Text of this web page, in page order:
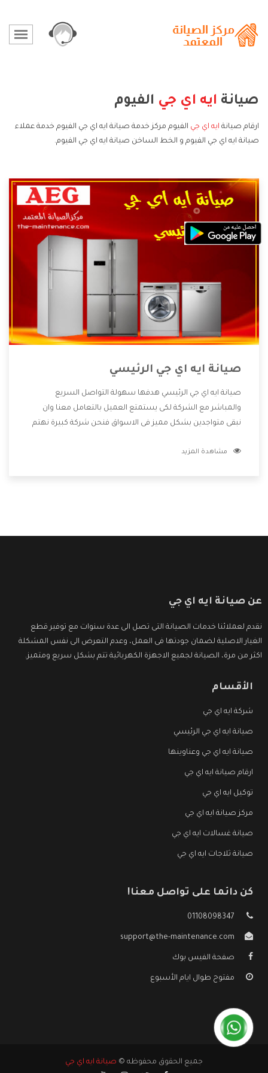
صيانة ايه اي جي الفيوم
ارقام صيانة ايه اي جي الفيوم مركز خدمة صيانة ايه اي جي الفيوم خدمة عملاء
صيانة ايه اي جي الفيوم و الخط الساخن صيانة ايه اي جي الفيوم.
صيانة ايه اي جي الرئيسي
صيانة ايه اي جي الرئيسي هدفها سهولة التواصل السريع
والمباشر مع الشركة لكى يستمتع العميل بالتعامل معنا وان
نبقى متواجدين بشكل مميز فى الاسواق فنحن شركة كبيرة نهتم
الشركة بها والتى تكون منها خدمة الصيانة التى تكون من أهم
مشاهدة المزيد
عن صيانة ايه اي جي
نقدم لعملائنا خدمات الصيانة التى تصل الى عدة سنوات مع توفير قطع
الغيار الاصلية لضمان جودتها فى العمل، وعدم التعرض الى نفس المشكلة
اكثر من مرة، الصيانة لجميع الاجهزة الكهربائية تتم بشكل سريع ومتميز.
الأقسام
شركة ايه اي جي
صيانة ايه اي جي الرئيسي
صيانة ايه اي جي وعناوينها
ارقام صيانة ايه اي جي
توكيل ايه اي جي
مركز صيانة ايه اي جي
صيانة غسالات ايه اي جي
صيانة ثلاجات ايه اي جي
كن دائما على تواصل معنا!
01108098347
support@the-maintenance.com
صفحة الفيس بوك
مفتوح طوال ايام الأسبوع
جميع الحقوق محفوظه © صيانة ايه اي جي